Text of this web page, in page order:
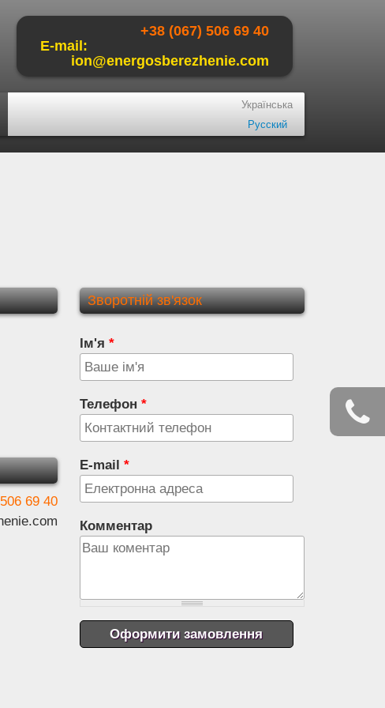
+38 (067) 506 69 40
E-mail:
ion@energosberezhenie.com
Українська
Русский
69 40
Зворотній зв'язок
Ім'я *
Телефон *
E-mail *
Комментар